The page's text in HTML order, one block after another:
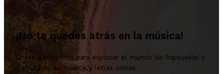
¡No te quedes atrás en la música!
Únete a nosotros para explorar el mundo de Rapsusklei y
disfruta de su música y letras únicas.